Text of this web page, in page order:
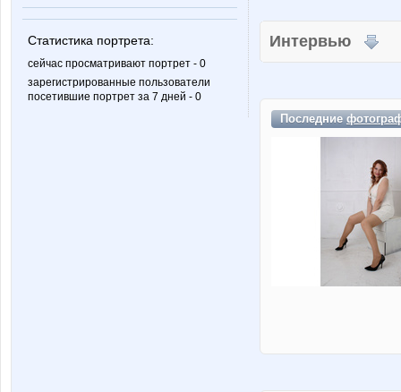
Статистика портрета:
сейчас просматривают портрет - 0
зарегистрированные пользователи
посетившие портрет за 7 дней - 0
Интервью
Последние